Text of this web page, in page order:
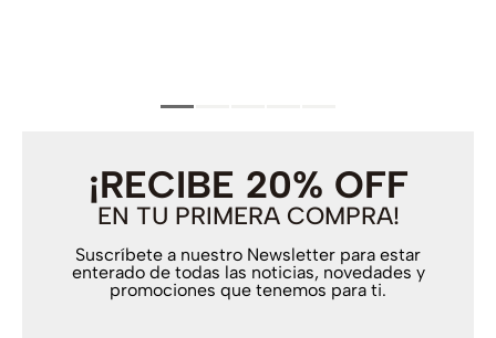
¡RECIBE 20% OFF
EN TU PRIMERA COMPRA!
Suscríbete a nuestro Newsletter para estar
enterado de todas las noticias, novedades y
promociones que tenemos para ti.